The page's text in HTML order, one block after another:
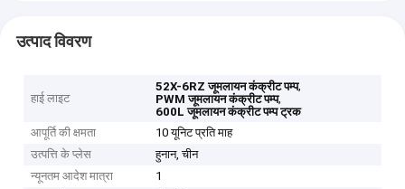
उत्पाद विवरण
हाई लाइट
52X-6RZ जूमलायन कंक्रीट पम्प,
PWM जूमलायन कंक्रीट पम्प,
600L जूमलायन कंक्रीट पम्प ट्रक
आपूर्ति की क्षमता
10 यूनिट प्रति माह
उत्पत्ति के प्लेस
हुनान, चीन
न्यूनतम आदेश मात्रा
1